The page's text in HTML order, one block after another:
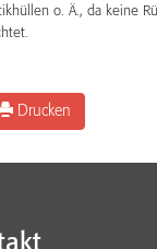
o. Ä., da keine
Drucken